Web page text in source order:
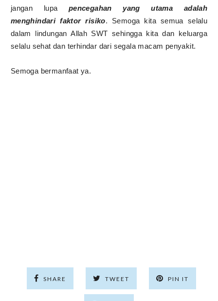
jangan lupa pencegahan yang utama adalah
menghindari faktor risiko. Semoga kita semua selalu
dalam lindungan Allah SWT sehingga kita dan keluarga
selalu sehat dan terhindar dari segala macam penyakit.
Semoga bermanfaat ya.
SHARE TWEET PIN IT